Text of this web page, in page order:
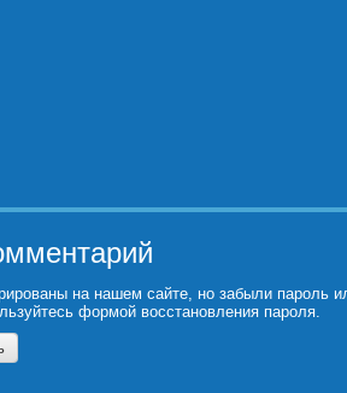
на нашем сайте, но забыли пароль
формой восстановления пароля.